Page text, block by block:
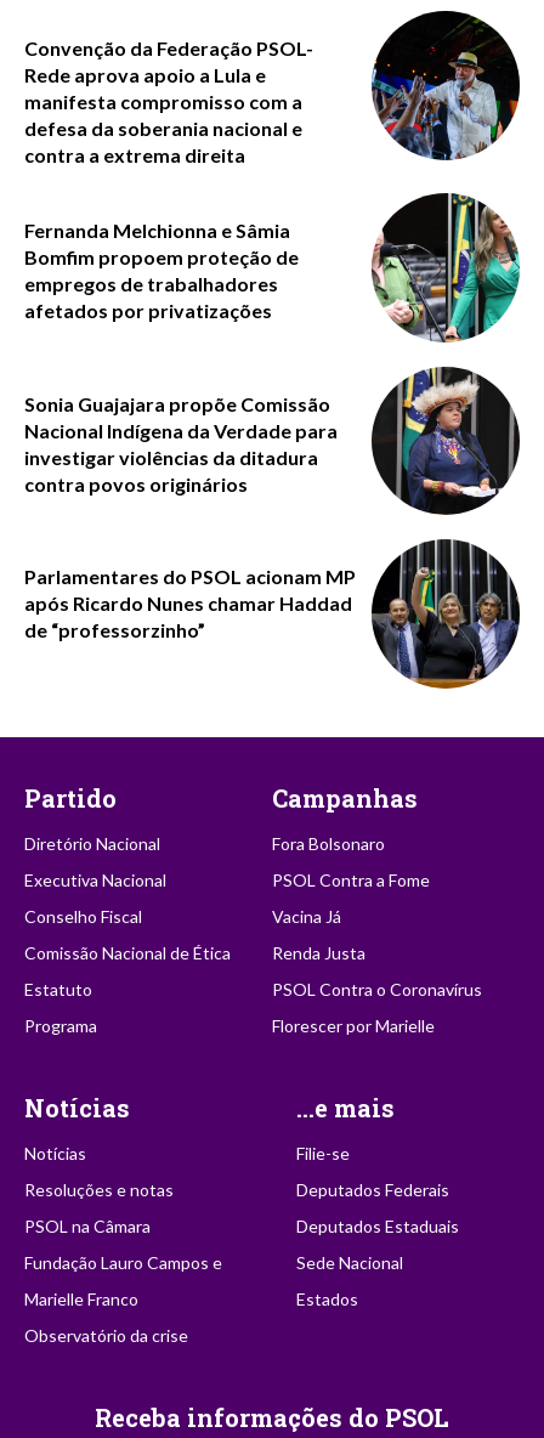
Convenção da Federação PSOL-
Rede aprova apoio a Lula e
manifesta compromisso com a
defesa da soberania nacional e
contra a extrema direita
Fernanda Melchionna e Sâmia
Bomfim propoem proteção de
empregos de trabalhadores
afetados por privatizações
Sonia Guajajara propõe Comissão
Nacional Indígena da Verdade para
investigar violências da ditadura
contra povos originários
Parlamentares do PSOL acionam MP
após Ricardo Nunes chamar Haddad
de “professorzinho”
Partido
Diretório Nacional
Executiva Nacional
Conselho Fiscal
Comissão Nacional de Ética
Estatuto
Programa
Campanhas
Fora Bolsonaro
PSOL Contra a Fome
Vacina Já
Renda Justa
PSOL Contra o Coronavírus
Florescer por Marielle
Notícias
Notícias
Resoluções e notas
PSOL na Câmara
Fundação Lauro Campos e
Marielle Franco
Observatório da crise
...e mais
Filie-se
Deputados Federais
Deputados Estaduais
Sede Nacional
Estados
Receba informações do PSOL